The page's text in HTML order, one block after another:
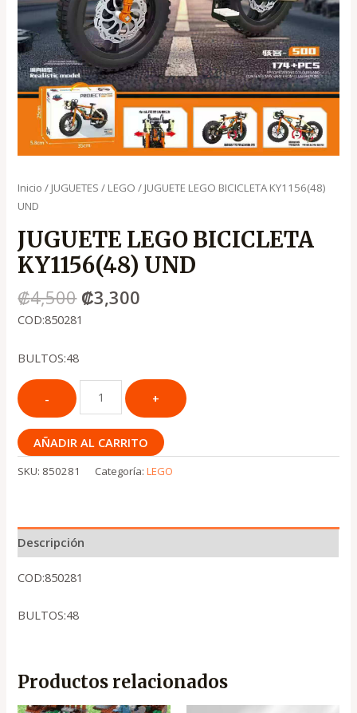
Inicio / JUGUETES / LEGO / JUGUETE LEGO BICICLETA KY1156(48)
UND
JUGUETE LEGO BICICLETA
KY1156(48) UND
₡4,500 ₡3,300
COD:850281
BULTOS:48
AÑADIR AL CARRITO
SKU: 850281 Categoría:LEGO
Descripción
COD:850281
BULTOS:48
Productos relacionados